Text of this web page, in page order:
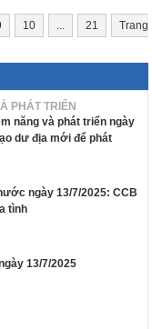
10 ... 21
Trang
PHÁT TRIỂN
năng và phát triển ngày
dư địa mới để phát
ngày 13/7/2025: CCB
tình
13/7/2025